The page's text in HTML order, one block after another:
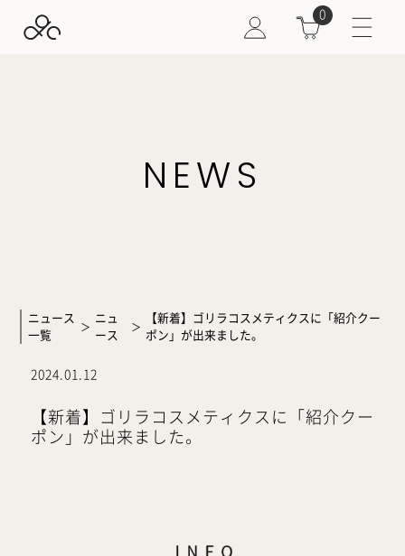
0
NEWS
ニュース
一覧
＞
ニュ
ース
＞
【新着】ゴリラコスメティクスに「紹介クー
ポン」が出来ました。
2024.01.12
【新着】ゴリラコスメティクスに「紹介クー
ポン」が出来ました。